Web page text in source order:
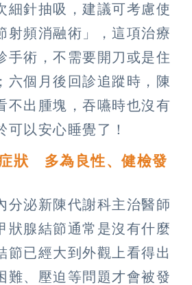
細針抽吸，建議可考慮使
射頻消融術」，這項治療
手術，不需要開刀或是住
六個月後回診追蹤時，陳
不出腫塊，吞嚥時也沒有
可以安心睡覺了！
狀 多為良性、健檢發
分泌新陳代謝科主治醫師
狀腺結節通常是沒有什麼
節已經大到外觀上看得出
難、壓迫等問題才會被發